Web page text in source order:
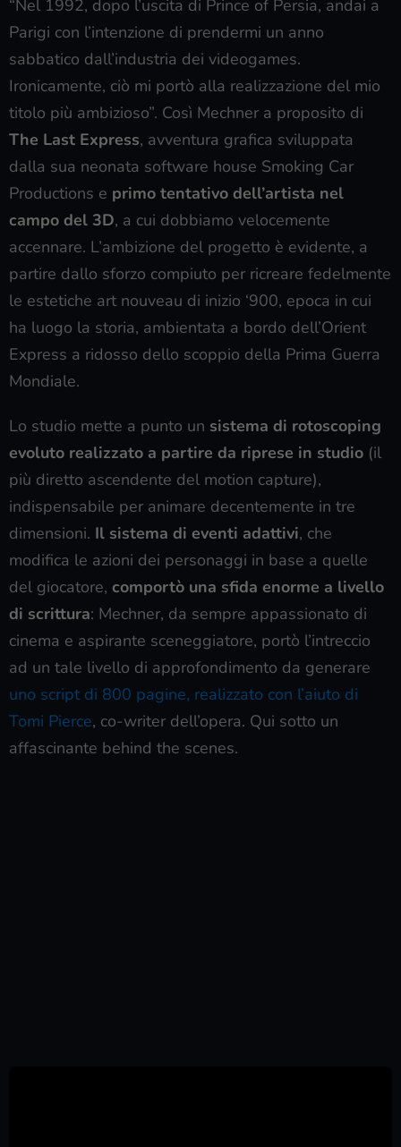
“Nel 1992, dopo l’uscita di Prince of Persia, andai a
Parigi con l’intenzione di prendermi un anno
sabbatico dall’industria dei videogames.
Ironicamente, ciò mi portò alla realizzazione del mio
titolo più ambizioso”. Così Mechner a proposito di
The Last Express, avventura grafica sviluppata
dalla sua neonata software house Smoking Car
Productions e primo tentativo dell’artista nel
campo del 3D, a cui dobbiamo velocemente
accennare. L’ambizione del progetto è evidente, a
partire dallo sforzo compiuto per ricreare fedelmente
le estetiche art nouveau di inizio ‘900, epoca in cui
ha luogo la storia, ambientata a bordo dell’Orient
Express a ridosso dello scoppio della Prima Guerra
Mondiale.
Lo studio mette a punto un sistema di rotoscoping
evoluto realizzato a partire da riprese in studio (il
più diretto ascendente del motion capture),
indispensabile per animare decentemente in tre
dimensioni. Il sistema di eventi adattivi, che
modifica le azioni dei personaggi in base a quelle
del giocatore, comportò una sfida enorme a livello
di scrittura: Mechner, da sempre appassionato di
cinema e aspirante sceneggiatore, portò l’intreccio
ad un tale livello di approfondimento da generare
uno script di 800 pagine, realizzato con l’aiuto di
Tomi Pierce, co-writer dell’opera. Qui sotto un
affascinante behind the scenes.